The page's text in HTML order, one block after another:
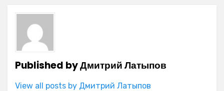
Published byДмитрий Латыпов
View all posts by Дмитрий Латыпов